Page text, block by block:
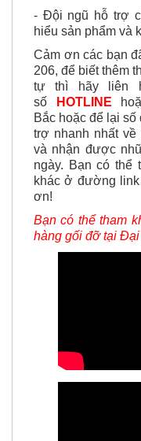
hiểu sản phẩm và
Cảm ơn các bạn
206, để biết thêm
tự thìhãyliên
sốHOTLINE
Bắc hoặc để lại
trợ nhanh nhất
và nhận được
ngày. Bạn có thể
khác ở đường
ơn!
Bạn có thể tham
hàng gối đỡ tại